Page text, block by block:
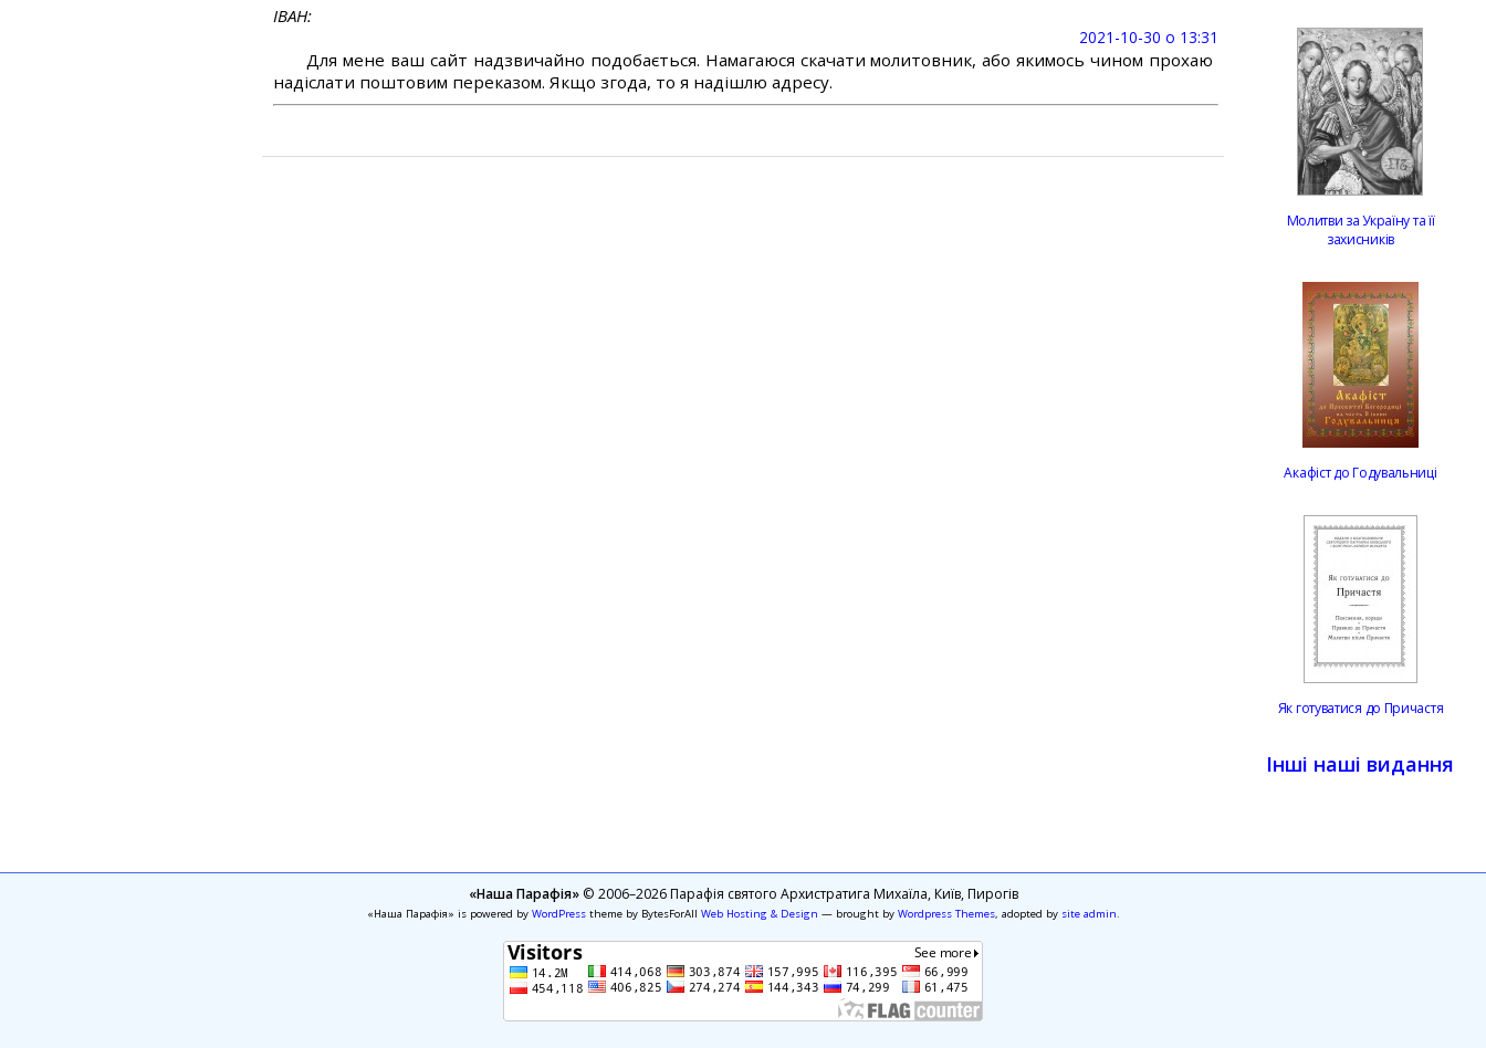
ІВАН
2021-10-30 о 13:31
Для мене ваш сайт надзвичайно подобається. Намагаюся скачати молитовник, або якимось чином прохаю
надіслати поштовим переказом. Якщо згода, то я надішлю адресу.
Молитви за Україну та її
захисників
Акафіст до Годувальниці
Як готуватися до Причастя
Інші наші видання
«Наша Парафія»© 2006–2026 Парафія святого Архистратига Михаїла, Київ, Пирогів
«Наша Парафія» is powered by WordPresstheme by BytesForAll Web Hosting & Design — brought by Wordpress Themes, adopted by site admin.